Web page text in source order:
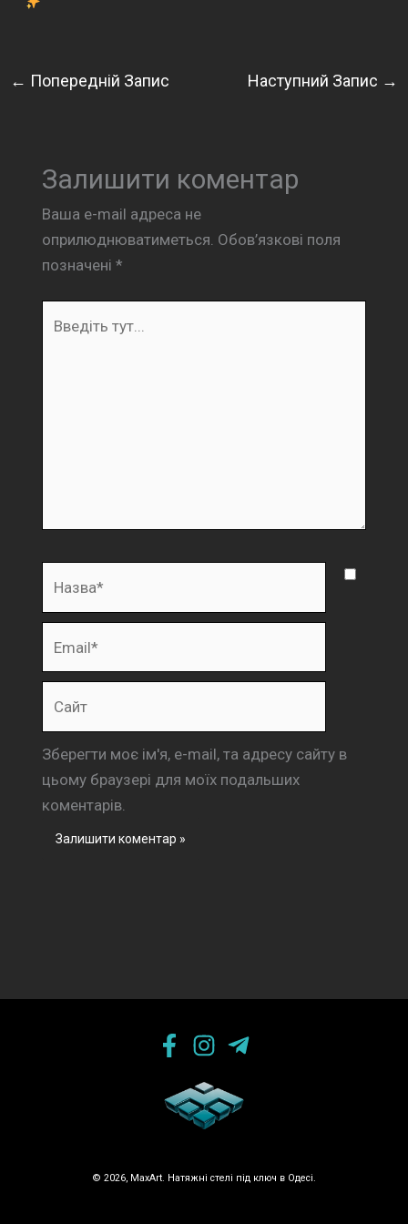
← Попередній Запис Наступний Запис →
Залишити коментар
Ваша e-mail адреса не
оприлюднюватиметься. Обов’язкові поля
позначені *
Зберегти моє ім'я, e-mail, та адресу сайту в
цьому браузері для моїх подальших
коментарів.
© 2026, MaxArt. Натяжні стелі під ключ в Одесі.